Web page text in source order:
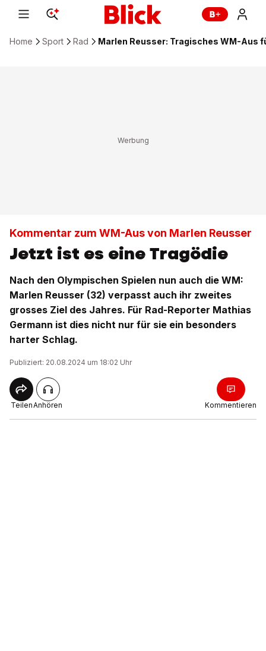
Home Sport Rad Marlen Reusser: Tragisches WM-Aus
Kommentar zum WM-Aus von Marlen Reusser
Jetzt ist es eine Tragödie
Nach den Olympischen Spielen nun auch die WM:
Marlen Reusser (32) verpasst auch ihr zweites
grosses Ziel des Jahres. Für Rad-Reporter Mathias
Germann ist dies nicht nur für sie ein besonders
harter Schlag.
Publiziert: 20.08.2024 um 18:02 Uhr
TeilenAnhören Kommentieren